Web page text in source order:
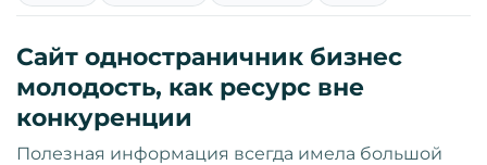
Сайт одностраничник бизнес
молодость, как ресурс вне
конкуренции
Полезная информация всегда имела большой